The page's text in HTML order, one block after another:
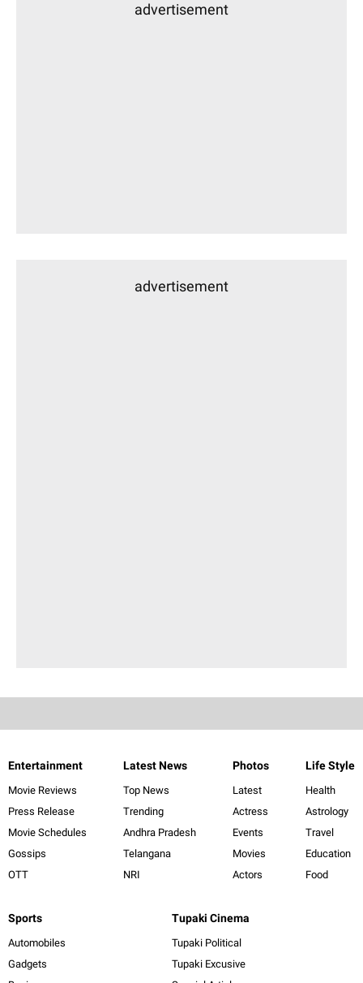
advertisement
advertisement
Entertainment
Movie Reviews
Press Release
Movie Schedules
Gossips
OTT
Latest News
Top News
Trending
Andhra Pradesh
Telangana
NRI
Photos
Latest
Actress
Events
Movies
Actors
Life Style
Health
Astrology
Travel
Education
Food
Sports
Automobiles
Gadgets
Tupaki Cinema
Tupaki Political
Tupaki Excusive